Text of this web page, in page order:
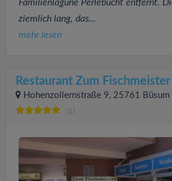
Familienlagune Perlebucht entfernt.
ziemlich lang, das...
mehr lesen
Restaurant Zum Fischmeister
Hohenzollernstraße 9, 25761 Büsum
(1)